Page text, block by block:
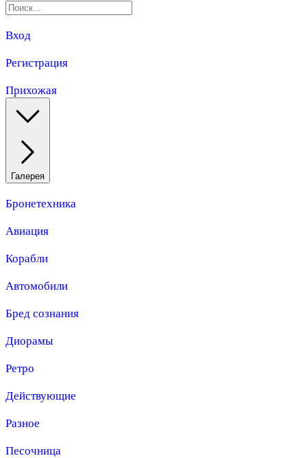
Вход
Регистрация
Прихожая
Галерея
Бронетехника
Авиация
Корабли
Автомобили
Бред сознания
Диорамы
Ретро
Действующие
Разное
Песочница